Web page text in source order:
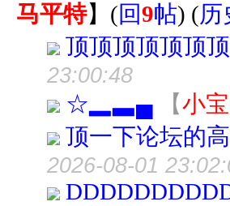
马平特】 (回9帖) (历
顶顶顶顶顶顶
23:00:48
☆▂▃▄ 【小
顶一下论坛的
2026-08-01